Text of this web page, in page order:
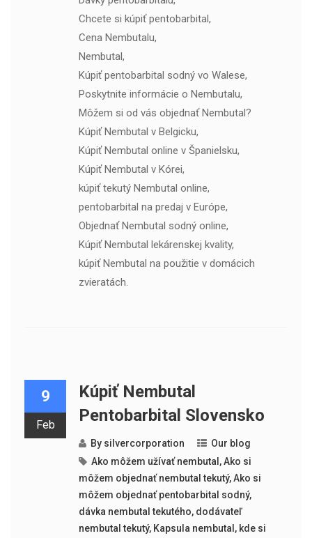
Chcete si kúpiť pentobarbital,
Cena Nembutalu,
Nembutal,
Kúpiť pentobarbital sodný vo Walese,
Poskytnite informácie o Nembutalu,
Môžem si od vás objednať Nembutal?
Kúpiť Nembutal v Belgicku,
Kúpiť Nembutal online v Španielsku,
Kúpiť Nembutal v Kórei,
kúpiť tekutý Nembutal online,
pentobarbital na predaj v Európe,
Objednať Nembutal sodný online,
Kúpiť Nembutal lekárenskej kvality,
kúpiť Nembutal na použitie v domácich
zvieratách.
9
Feb
Kúpiť Nembutal
Pentobarbital Slovensko
By silvercorporation
Our blog
Ako môžem užívať nembutal ,Ako si
môžem objednať nembutal tekutý,Ako si
môžem objednať pentobarbital sodný,
dávka nembutal tekutého, dodávateľ
nembutal tekutý, Kapsula nembutal , kde si